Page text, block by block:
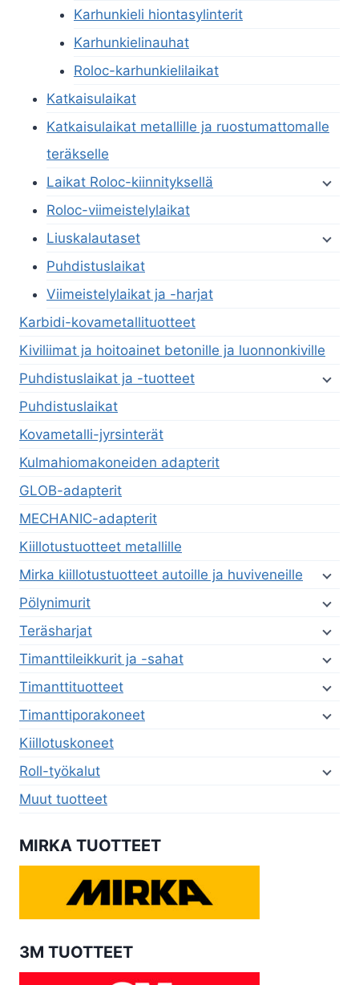
Karhunkieli hiontasylinterit
Karhunkielinauhat
Roloc-karhunkielilaikat
Katkaisulaikat
Katkaisulaikat metallille ja ruostumattomalle
teräkselle
Laikat Roloc-kiinnityksellä
Roloc-viimeistelylaikat
Liuskalautaset
Puhdistuslaikat
Viimeistelylaikat ja -harjat
Karbidi-kovametallituotteet
Kiviliimat ja hoitoainet betonille ja luonnonkiville
Puhdistuslaikat ja -tuotteet
Puhdistuslaikat
Kovametalli-jyrsinterät
Kulmahiomakoneiden adapterit
GLOB-adapterit
MECHANIC-adapterit
Kiillotustuotteet metallille
Mirka kiillotustuotteet autoille ja huviveneille
Pölynimurit
Teräsharjat
Timanttileikkurit ja -sahat
Timanttituotteet
Timanttiporakoneet
Kiillotuskoneet
Roll-työkalut
Muut tuotteet
MIRKA TUOTTEET
3M TUOTTEET